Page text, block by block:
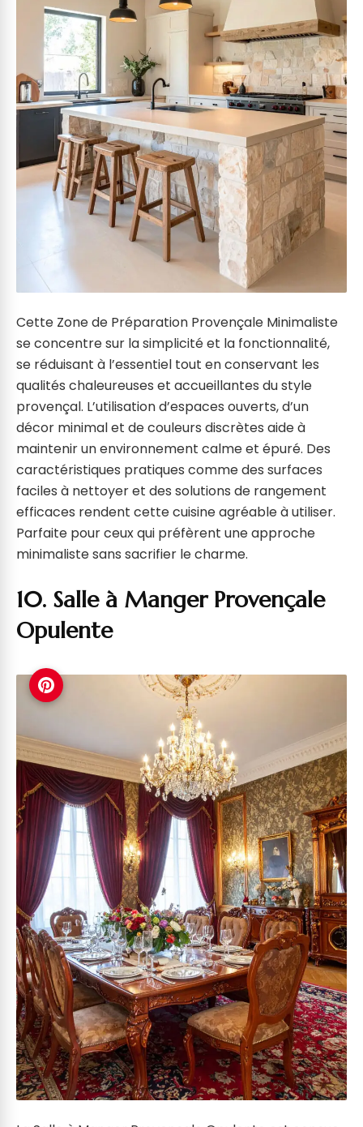
Cette Zone de Préparation Provençale Minimaliste
se concentre sur la simplicité et la fonctionnalité,
se réduisant à l’essentiel tout en conservant les
qualités chaleureuses et accueillantes du style
provençal. L’utilisation d’espaces ouverts, d’un
décor minimal et de couleurs discrètes aide à
maintenir un environnement calme et épuré. Des
caractéristiques pratiques comme des surfaces
faciles à nettoyer et des solutions de rangement
efficaces rendent cette cuisine agréable à utiliser.
Parfaite pour ceux qui préfèrent une approche
minimaliste sans sacrifier le charme.
10. Salle à Manger Provençale
Opulente